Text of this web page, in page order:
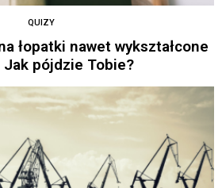
QUIZY
łopatki nawet wykształcone
Jak pójdzie Tobie?